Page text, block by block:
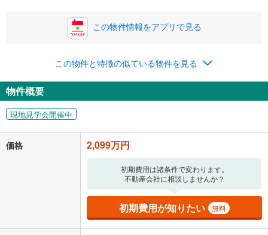
0円
ナス時の増額分（1回分）を入力してください。
ボーナス払いの限度額は金融機関によって異なります。
閉じる
月々の返済額
る値は、実際の金融機関等における貸出金利とは何ら関係がなく、実際
の金融機関等における貸出金利を何ら保証するものではありません。返
済方法「元利均等返済」にて算出しております。入力された金利を35年
適用した場合の計算結果を表示しています。
その他月額費用や、初期費用がかかります。ご注意ください。実際にお
借り入れの際は各金融機関等に、必ずご自身でご確認をお願いいたしま
条件によってお借り入れができないことがあります。
この物件情報をアプリで見る
この物件と特徴の似ている物件を見る
物件概要
現地見学会開催中
価格 2,099万円
初期費用は諸条件で変わります。
不動産会社に相談しませんか？
初期費用が知りたい 無料